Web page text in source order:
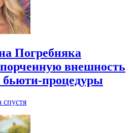
Погребняка
внешность
бьюти-процедуры
спустя